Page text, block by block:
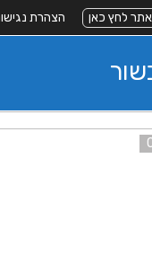
לחץ כאן הצהרת